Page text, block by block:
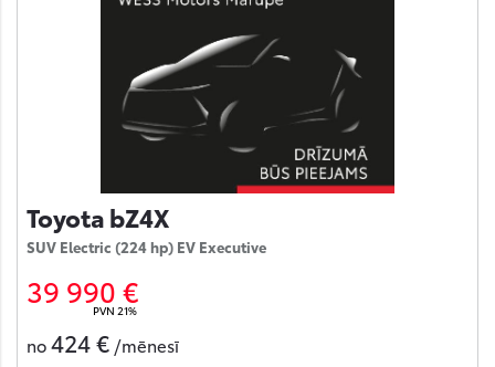
Toyota bZ4X
SUV Electric (224 hp) EV Executive
39 990 €
PVN 21%
no424 € /mēnesī